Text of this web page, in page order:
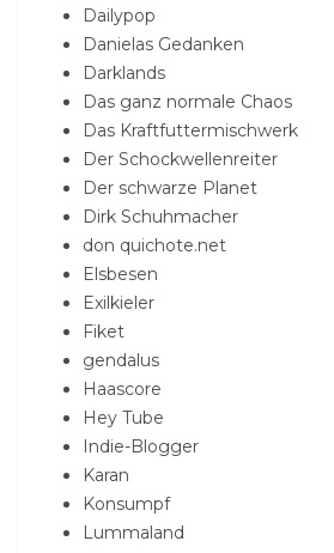
Dailypop
Danielas Gedanken
Darklands
Das ganz normale Chaos
Das Kraftfuttermischwerk
Der Schockwellenreiter
Der schwarze Planet
Dirk Schuhmacher
don quichote.net
Elsbesen
Exilkieler
Fiket
gendalus
Haascore
Hey Tube
Indie-Blogger
Karan
Konsumpf
Lummaland